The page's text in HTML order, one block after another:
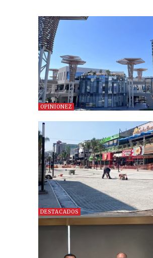
OPINIONEZ
DESTACADOS